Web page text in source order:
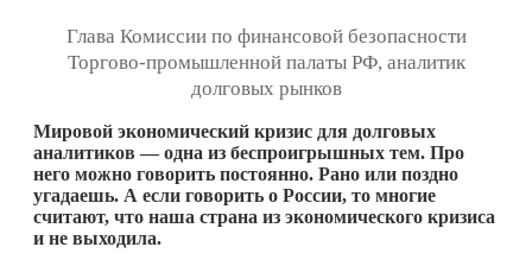
Глава Комиссии по финансовой безопасности
Торгово-промышленной палаты РФ, аналитик
долговых рынков
Мировой экономический кризис для долговых
аналитиков — одна из беспроигрышных тем. Про
него можно говорить постоянно. Рано или поздно
угадаешь. А если говорить о России, то многие
считают, что наша страна из экономического кризиса
и не выходила.